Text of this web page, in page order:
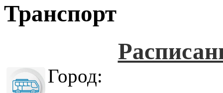
Транспорт
Город: